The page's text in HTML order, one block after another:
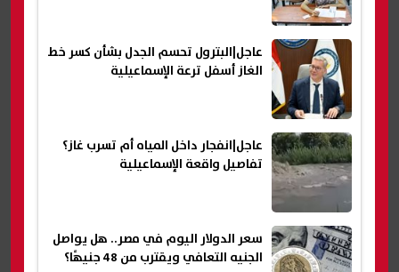
عاجل|البترول تحسم الجدل بشأن كسر خط
الغاز أسفل ترعة الإسماعيلية
عاجل|انفجار داخل المياه أم تسرب غاز؟
تفاصيل واقعة الإسماعيلية
سعر الدولار اليوم في مصر.. هل يواصل
الجنيه التعافي ويقترب من 48 جنيهًا؟